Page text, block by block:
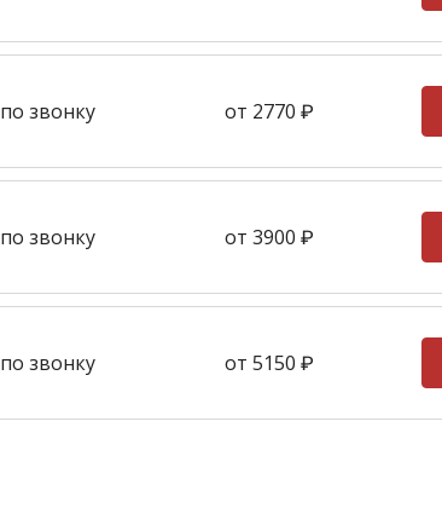
по звонку от 2770 ₽
по звонку от 3900 ₽
по звонку от 5150 ₽